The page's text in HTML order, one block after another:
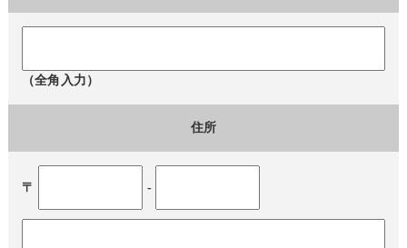
（全角入力）
住所
〒 -